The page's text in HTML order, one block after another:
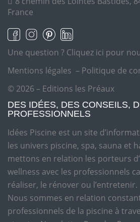
France
Une question ? Cliquez ici pour
Mentions légales – Politique de
© 2026 – Editions les Préaux
DES IDÉES, DES CONSEILS,
PROFESSIONNELS
Idées Piscine est un site
les univers piscine, spa, sauna et
mettons en relation les porteurs
wellness avec les professionnels
réaliser, le rénover ou l’entretenir.
Nous sommes en relation
professionnels de la piscine à